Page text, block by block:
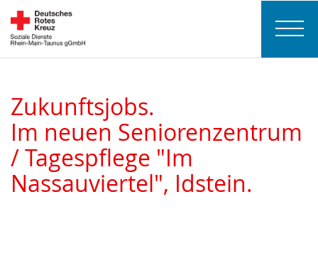
Zukunftsjobs.
Im neuen Seniorenzentrum
/ Tagespflege "Im
Nassauviertel", Idstein.